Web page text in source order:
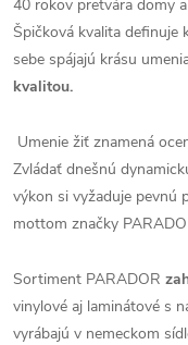
40 rokov pretvára domy
Špičková kvalita definuje
sebe spájajú krásu
kvalitou.
Umenie žiť znamená
Zvládať dnešnú
výkon si vyžaduje pevnú
mottom značky
Sortiment PARADOR
vinylové aj laminátové s
vyrábajú v nemeckom